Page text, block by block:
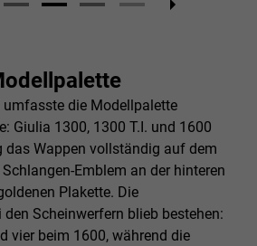
die Modellpalette
Giulia 1300, 1300 T.I. und 1600
das Wappen vollständig auf dem
Emblem an der hinteren
Plakette. Die
den Scheinwerfern blieb bestehen:
vier beim 1600, während die